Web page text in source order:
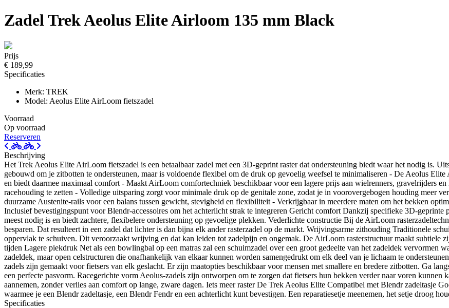
Zadel Trek Aeolus Elite Airloom 135 mm Black
Prijs
€ 189,99
Specificaties
Merk: TREK
Model: Aeolus Elite AirLoom fietszadel
Voorraad
Op voorraad
Reserveren
Beschrijving
Het Trek Aeolus Elite AirLoom fietszadel is een betaalbaar zadel met een 3D-geprint raster dat ondersteuning biedt waar het nodig is.
gebouwd om je zitbotten te ondersteunen, maar is voldoende flexibel om de druk op gevoelig weefsel te minimaliseren - De Aeolus
en biedt daarmee maximaal comfort - Maakt AirLoom comfortechniek beschikbaar voor een lagere prijs aan wielrenners, gravelrijders
racehouding te zetten - Volledige uitsparing zorgt voor minimale druk op de genitale zone, zodat je in voorovergebogen houding meer
duurzame Austenite-rails voor een balans tussen gewicht, stevigheid en flexibiliteit - Verkrijgbaar in meerdere maten om het bekken
Inclusief bevestigingspunt voor Blendr-accessoires om het achterlicht strak te integreren Gericht comfort Dankzij specifieke 3D-
meest nodig is en biedt zachtere, flexibelere ondersteuning op gevoelige plekken. Vederlichte constructie Bij de AirLoom
besparen. Dat resulteert in een zadel dat lichter is dan bijna elk ander rasterzadel op de markt. Wrijvingsarme zithouding Traditionele
oppervlak te schuiven. Dit veroorzaakt wrijving en dat kan leiden tot zadelpijn en ongemak. De AirLoom rasterstructuur maakt subtiele
tijden Lagere piekdruk Net als een bowlingbal op een matras zal een schuimzadel over een groot gedeelte van het zadeldek vervormen
zadeldek, maar open celstructuren die onafhankelijk van elkaar kunnen worden samengedrukt om elk deel van je lichaam te
zadels zijn gemaakt voor fietsers van elk geslacht. Er zijn maatopties beschikbaar voor mensen met smallere en bredere zitbotten. Ga
een perfecte pasvorm. Racegerichte vorm Aeolus-zadels zijn ontworpen om te zorgen dat fietsers hun bekken verder naar voren kunnen
aannemen, zonder verlies aan comfort op lange, zware dagen. Iets meer raster De Trek Aeolus Elite Compatibel met Blendr zadeltasje
waarmee je een Blendr zadeltasje, een Blendr Fendr en een achterlicht kunt bevestigen. Een reparatiesetje meenemen, het setje droog
Specificaties